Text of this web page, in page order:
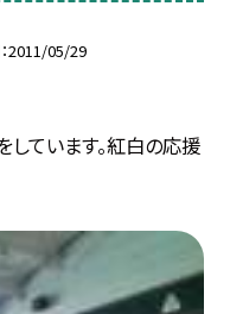
2011/05/29
ています。紅白の応援